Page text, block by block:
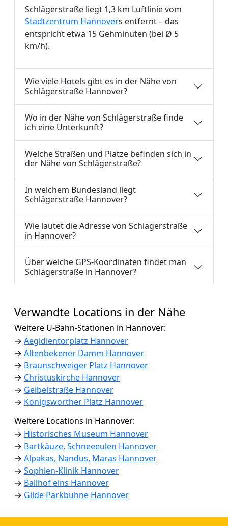
Schlägerstraße liegt 1,3 km Luftlinie vom
Stadtzentrum Hannovers entfernt – das
entspricht etwa 15 Gehminuten (bei Ø 5
km/h).
Wie viele Hotels gibt es in der Nähe von
Schlägerstraße Hannover?
Wo in der Nähe von Schlägerstraße finde
ich eine Unterkunft?
Welche Straßen und Plätze befinden sich in
der Nähe von Schlägerstraße?
In welchem Bundesland liegt
Schlägerstraße Hannover?
Wie lautet die Adresse von Schlägerstraße
in Hannover?
Über welche GPS-Koordinaten findet man
Schlägerstraße in Hannover?
Verwandte Locations in der Nähe
Weitere U-Bahn-Stationen in Hannover:
→ Aegidientorplatz Hannover
→ Altenbekener Damm Hannover
→ Braunschweiger Platz Hannover
→ Christuskirche Hannover
→ Geibelstraße Hannover
→ Königsworther Platz Hannover
Weitere Locations in Hannover:
→ Historisches Museum Hannover
→ Bartkäuze, Schneeeulen Hannover
→ Alpakas, Nandus, Maras Hannover
→ Sophien-Klinik Hannover
→ Ballhof eins Hannover
→ Gilde Parkbühne Hannover